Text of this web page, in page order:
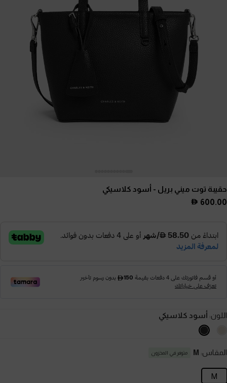
حقيبة توت ميني بريل - أسود كلاسيكي
600.00
اللون: أسود كلاسيكي
المقاس: M متوفر في المخزون
M